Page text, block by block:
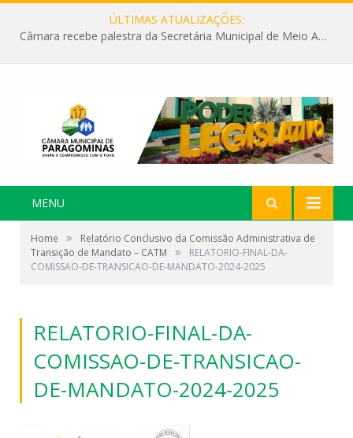
ÚLTIMAS ATUALIZAÇÕES:
Câmara recebe palestra da Secretária Municipal de Meio Ambiente sobre as ações da “SEMANA DO MEIO AMBIENTE”
MENU
Home »
Relatório Conclusivo da Comissão Administrativa de
Transição de Mandato – CATM
»
RELATORIO-FINAL-DA-
COMISSAO-DE-TRANSICAO-DE-MANDATO-2024-2025
RELATORIO-FINAL-DA-
COMISSAO-DE-TRANSICAO-
DE-MANDATO-2024-2025